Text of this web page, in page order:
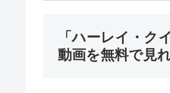
「ハーレイ・
動画を無料で見